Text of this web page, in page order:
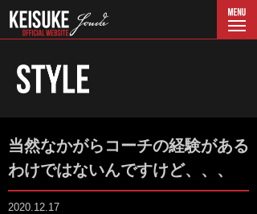
当然なかがらコーチの経験がある
わけではないんですけど、、、
2020.12.17